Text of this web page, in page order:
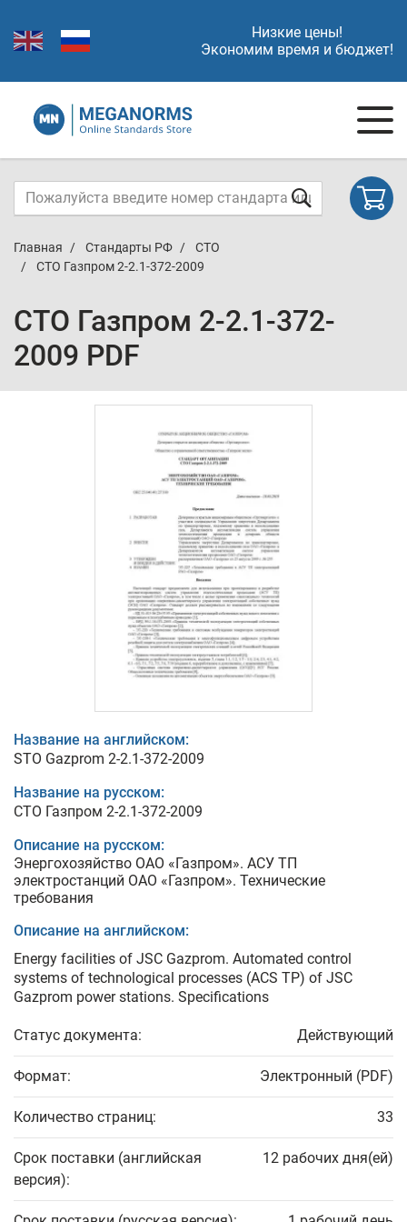
Низкие цены!
Экономим время и бюджет!
Главная Стандарты РФ
СТО
СТО Газпром 2-2.1-372-2009
СТО Газпром 2-2.1-372-
2009 PDF
Название на английском:
STO Gazprom 2-2.1-372-2009
Название на русском:
СТО Газпром 2-2.1-372-2009
Описание на русском:
Энергохозяйство ОАО «Газпром». АСУ ТП
электростанций ОАО «Газпром». Технические
требования
Описание на английском:
Energy facilities of JSC Gazprom. Automated control
systems of technological processes (ACS TP) of JSC
Gazprom power stations. Specifications
Статус документа: Действующий
Формат: Электронный (PDF)
Количество страниц: 33
Срок поставки (английская
версия):
12 рабочих дня(ей)